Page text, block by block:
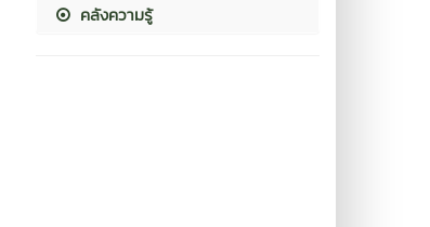
คลังความรู้